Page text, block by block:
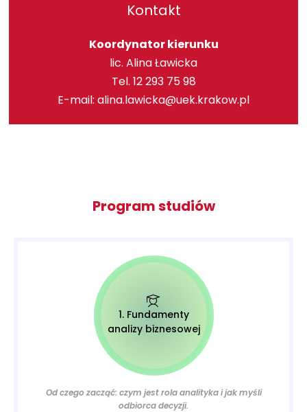
Kontakt
Koordynator kierunku
lic. Alina Ławicka
Tel. 12 293 75 98
E-mail: alina.lawicka@uek.krakow.pl
Program studiów
1. Fundamenty
analizy biznesowej
Od czego zacząć: czym jest rola analityka i jak myśli
odbiorca decyzji.